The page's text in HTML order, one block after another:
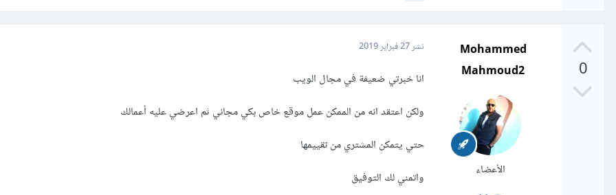
0
Mohammed
Mahmoud2
الأعضاء
نشر27 فبراير 2019
انا خبرتي ضعيفة في مجال الويب
ولكن اعتقد انه من الممكن عمل موقع خاص بكي مجاني ثم اعرضي عليه أعمالك
حتي يتمكن المشتري من تقييمها
واتمني لك التوفيق